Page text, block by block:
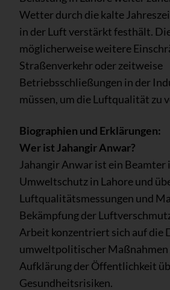
Wetter durch die kalte
in der Luft verstärkt festhält.
möglicherweise weitere
Straßenverkehr oder zeitweise
Betriebsschließungen in der
müssen, um die Luftqualität zu
Biographien und Erklärungen:
Wer ist Jahangir Anwar?
Jahangir Anwar ist ein Beamter
Umweltschutz in Lahore und
Luftqualitätsmessungen und
Bekämpfung der
Arbeit konzentriert sich auf die
umweltpolitischer Maßnahmen
Aufklärung der Öffentlichkeit
Gesundheitsrisiken.